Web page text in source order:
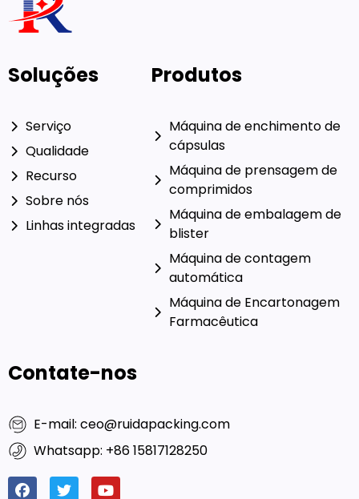
Soluções
Serviço
Qualidade
Recurso
Sobre nós
Linhas integradas
Produtos
Máquina de enchimento de
cápsulas
Máquina de prensagem de
comprimidos
Máquina de embalagem de
blister
Máquina de contagem
automática
Máquina de Encartonagem
Farmacêutica
Contate-nos
E-mail: ceo@ruidapacking.com
Whatsapp: +86 15817128250